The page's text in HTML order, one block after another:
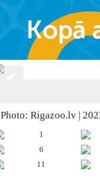
Photo: Rigazoo.lv |